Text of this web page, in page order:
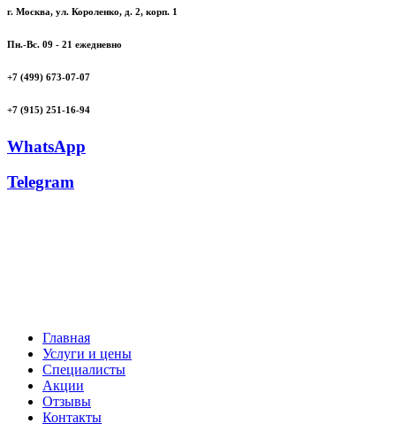
г. Москва, ул. Короленко, д. 2, корп. 1
Пн.-Вс. 09 - 21 ежедневно
+7 (499) 673-07-07
+7 (915) 251-16-94
WhatsApp
Telegram
Главная
Услуги и цены
Специалисты
Акции
Отзывы
Контакты